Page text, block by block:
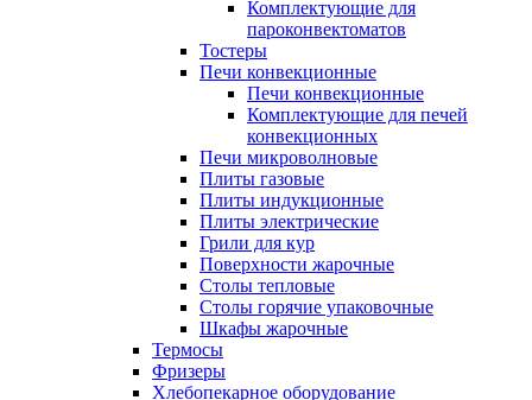
Комплектующие для
пароконвектоматов
Тостеры
Печи конвекционные
Печи конвекционные
Комплектующие для печей
конвекционных
Печи микроволновые
Плиты газовые
Плиты индукционные
Плиты электрические
Грили для кур
Поверхности жарочные
Столы тепловые
Столы горячие упаковочные
Шкафы жарочные
Термосы
Фризеры
Хлебопекарное оборудование